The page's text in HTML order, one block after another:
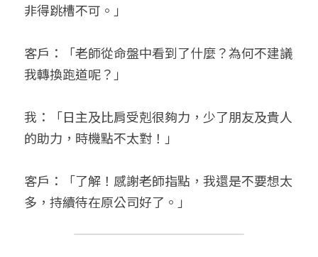
非得跳槽不可。」
客戶：「老師從命盤中看到了什麼？為何不建議
我轉換跑道呢？」
我：「日主及比肩受剋很夠力，少了朋友及貴人
的助力，時機點不太對！」
客戶：「了解！感謝老師指點，我還是不要想太
多，持續待在原公司好了。」